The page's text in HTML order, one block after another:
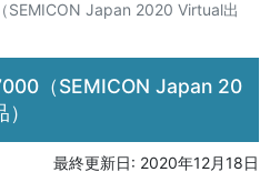
SEMICON Japan 2020 Virtual出
（SEMICON Japan 20
最終更新日: 2020年12月18日